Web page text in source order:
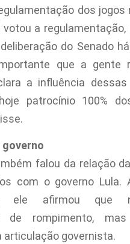
dos jogos
votou a
do Senado
que a gente
a influência
patrocínio 100%
governo
falou da relação
com o governo Lula.
ele afirmou que
de rompimento,
articulação governista.